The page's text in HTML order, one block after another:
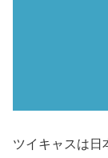
ツイキャスは日